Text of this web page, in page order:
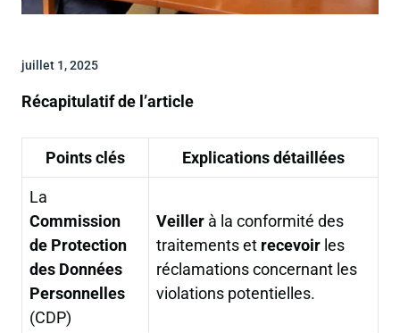
juillet 1, 2025
Récapitulatif de l’article
Points clés Explications détaillées
La
Commission
de Protection
des Données
Personnelles
(CDP)
Veiller à la conformité des
traitements et recevoir les
réclamations concernant les
violations potentielles.